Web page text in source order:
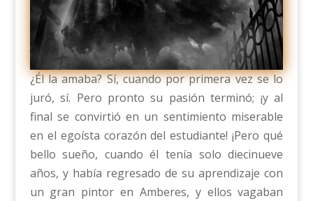
¿Él la amaba? Sí, cuando por primera vez se lo
juró, sí. Pero pronto su pasión terminó; ¡y al
final se convirtió en un sentimiento miserable
en el egoísta corazón del estudiante! ¡Pero qué
bello sueño, cuando él tenía solo diecinueve
años, y había regresado de su aprendizaje con
un gran pintor en Amberes, y ellos vagaban